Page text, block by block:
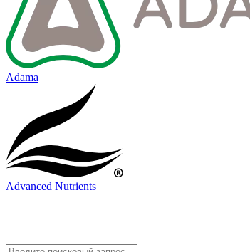
Adama
Advanced Nutrients